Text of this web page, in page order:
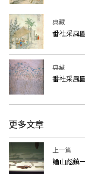
典藏
番社采風
典藏
番社采風
更多文章
上一篇
論山彪鎮